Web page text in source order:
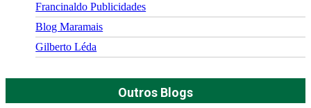
Francinaldo Publicidades
Blog Maramais
Gilberto Léda
Outros Blogs